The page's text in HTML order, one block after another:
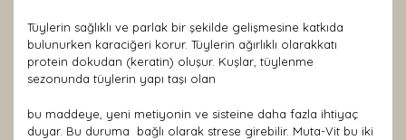
Tüylerin sağlıklı ve parlak bir şekilde gelişmesine katkıda
bulunurken karaciğeri korur. Tüylerin ağırlıklı olarakkatı
protein dokudan (keratin) oluşur. Kuşlar, tüylenme
sezonunda tüylerin yapı taşı olan
bu maddeye, yeni metiyonin ve sisteine daha fazla ihtiyaç
duyar. Bu duruma bağlı olarak strese girebilir. Muta-Vit bu iki